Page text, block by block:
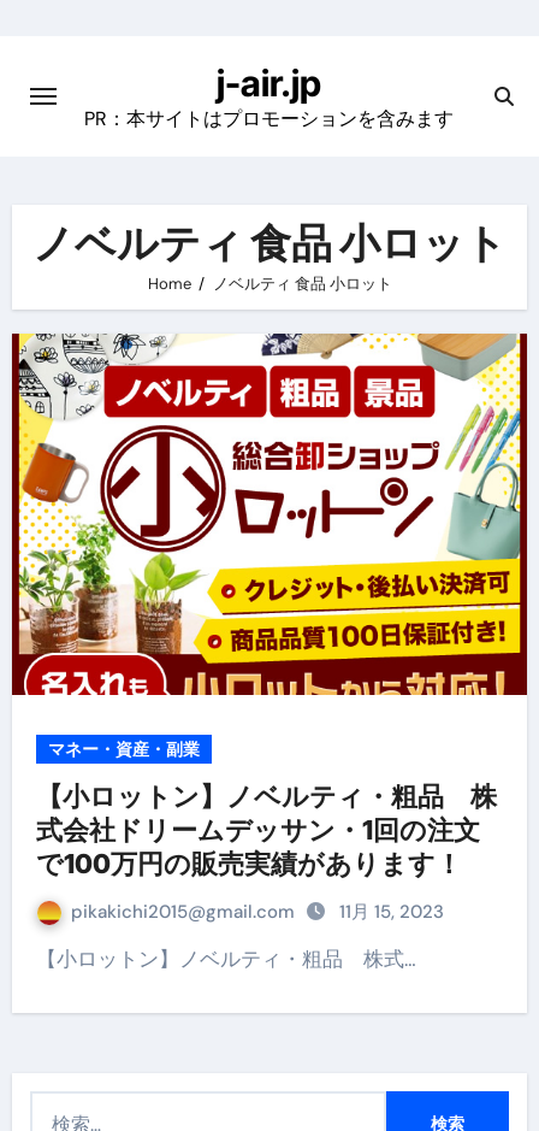
content
j-air.jp
PR：本サイトはプロモーションを含みます
ノベルティ 食品 小ロット
Home ノベルティ 食品 小ロット
マネー・資産・副業
【小ロットン】ノベルティ・粗品 株
式会社ドリームデッサン・1回の注文
で100万円の販売実績があります！
pikakichi2015@gmail.com 11月 15, 2023
【小ロットン】ノベルティ・粗品 株式…